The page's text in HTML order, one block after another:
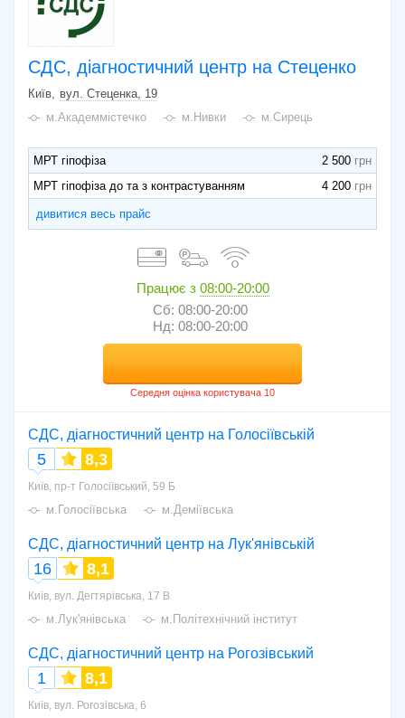
СДС, діагностичний центр на Стеценко
Київ
вул. Стеценка, 19
м.Академмістечко
м.Нивки м.Сирець
МРТ гіпофіза
2 500
МРТ гіпофіза до та з контрастуванням
4 200
дивитися весь прайс
Працює з 08:00-20:00
Сб: 08:00-20:00
Нд: 08:00-20:00
СДС, діагностичний центр на Голосіївській
5 8,3
Київ, пр-т Голосіївський, 59 Б
м.Голосіївська м.Деміївська
СДС, діагностичний центр на Лук'янівській
16 8,1
Київ, вул. Дегтярівська, 17 В
м.Лук'янівська м.Політехнічний інститут
СДС, діагностичний центр на Рогозівський
1 8,1
Київ, вул. Рогозівська, 6